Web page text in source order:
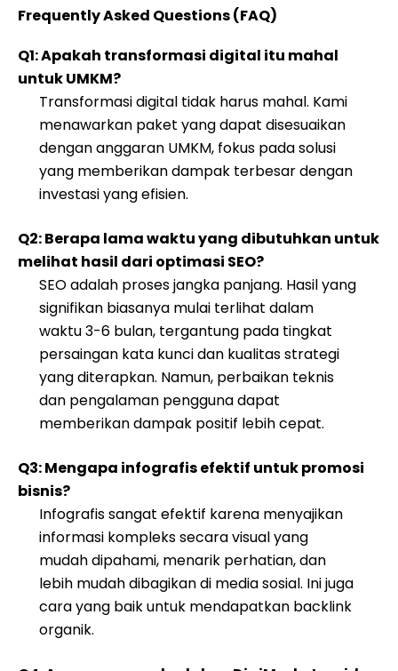
Frequently Asked Questions (FAQ)
Q1: Apakah transformasi digital itu mahal
untuk UMKM?
Transformasi digital tidak harus mahal. Kami
menawarkan paket yang dapat disesuaikan
dengan anggaran UMKM, fokus pada solusi
yang memberikan dampak terbesar dengan
investasi yang efisien.
Q2: Berapa lama waktu yang dibutuhkan untuk
melihat hasil dari optimasi SEO?
SEO adalah proses jangka panjang. Hasil yang
signifikan biasanya mulai terlihat dalam
waktu 3-6 bulan, tergantung pada tingkat
persaingan kata kunci dan kualitas strategi
yang diterapkan. Namun, perbaikan teknis
dan pengalaman pengguna dapat
memberikan dampak positif lebih cepat.
Q3: Mengapa infografis efektif untuk promosi
bisnis?
Infografis sangat efektif karena menyajikan
informasi kompleks secara visual yang
mudah dipahami, menarik perhatian, dan
lebih mudah dibagikan di media sosial. Ini juga
cara yang baik untuk mendapatkan backlink
organik.